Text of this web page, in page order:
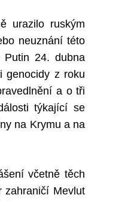
urazilo ruským
neuznání této
Putin 24. dubna
genocidy z roku
a o tři
týkající se
na Krymu a na
včetně těch
zahraničí Mevlut